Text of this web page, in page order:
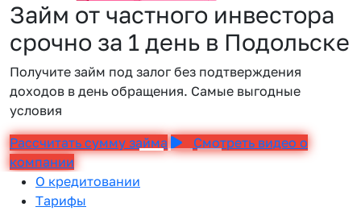
Займ от частного инвестора
срочно за 1 день в Подольске
Получите займ под залог без подтверждения
доходов в день обращения. Самые выгодные
условия
Рассчитать сумму займа
Смотреть видео о
компании
О кредитовании
Тарифы